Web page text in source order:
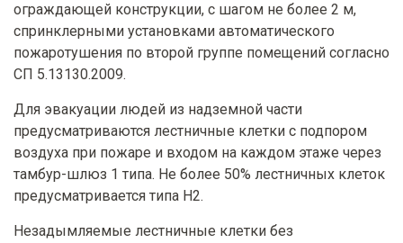
ограждающей конструкции, с шагом не более 2 м,
спринклерными установками автоматического
пожаротушения по второй группе помещений согласно
СП 5.13130.2009.
Для эвакуации людей из надземной части
предусматриваются лестничные клетки с подпором
воздуха при пожаре и входом на каждом этаже через
тамбур-шлюз 1 типа. Не более 50% лестничных клеток
предусматривается типа Н2.
Незадымляемые лестничные клетки без